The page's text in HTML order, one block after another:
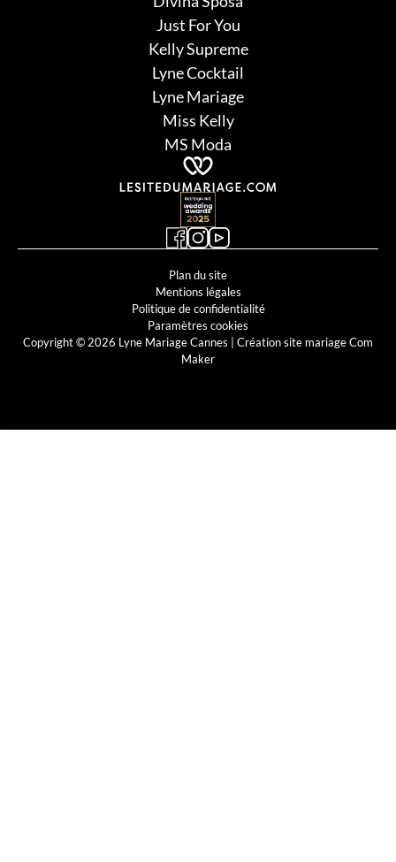
Just For You
Kelly Supreme
Lyne Cocktail
Lyne Mariage
Miss Kelly
MS Moda
Plan du site
Mentions légales
Politique de confidentialité
Paramètres cookies
Copyright © 2026 Lyne Mariage Cannes | Création site mariage Com
Maker